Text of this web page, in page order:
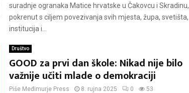
suradnje ogranaka Matice hrvatske u Čakovcu i Skradinu,
pokrenut s ciljem povezivanja svih mjesta, župa, svetišta,
institucija i...
Društvo
GOOD za prvi dan škole: Nikad nije bilo
važnije učiti mlade o demokraciji
Piše Međimurje Press 8. rujna 2025 0 53